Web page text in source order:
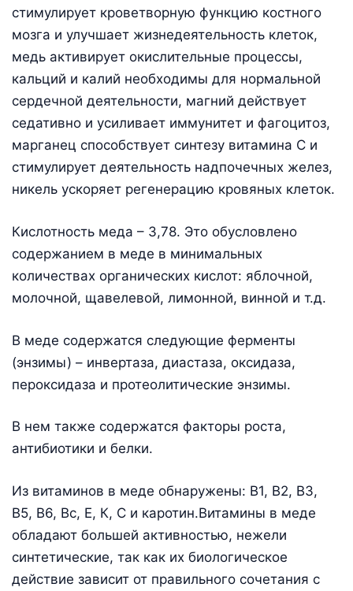
стимулирует кроветворную функцию костного
мозга и улучшает жизнедеятельность клеток,
медь активирует окислительные процессы,
кальций и калий необходимы для нормальной
сердечной деятельности, магний действует
седативно и усиливает иммунитет и фагоцитоз,
марганец способствует синтезу витамина С и
стимулирует деятельность надпочечных желез,
никель ускоряет регенерацию кровяных клеток.
Кислотность меда – 3,78. Это обусловлено
содержанием в меде в минимальных
количествах органических кислот: яблочной,
молочной, щавелевой, лимонной, винной и т.д.
В меде содержатся следующие ферменты
(энзимы) – инвертаза, диастаза, оксидаза,
пероксидаза и протеолитические энзимы.
В нем также содержатся факторы роста,
антибиотики и белки.
Из витаминов в меде обнаружены: В1, В2, В3,
В5, В6, Вс, Е, К, С и каротин.Витамины в меде
обладают большей активностью, нежели
синтетические, так как их биологическое
действие зависит от правильного сочетания с